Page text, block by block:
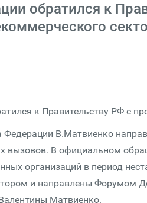
обратился к
к Правительству РФ с
Федерации В.Матвиенко
вызовов. В официальном
организаций в период
и направлены Форумом
Матвиенко.